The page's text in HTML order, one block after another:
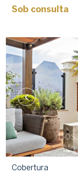
Sob consulta
Cobertura